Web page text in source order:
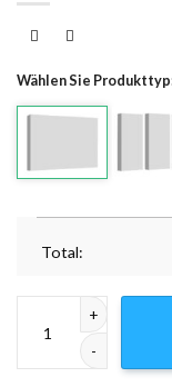
Wählen Sie
Total: